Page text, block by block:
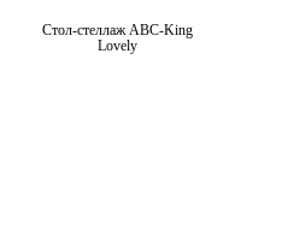
Стол-стеллаж ABC-King
Lovely